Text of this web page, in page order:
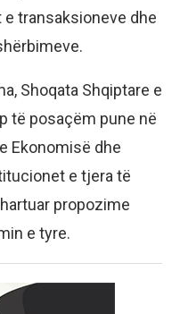
transaksioneve dhe
Shoqata Shqiptare e
të posaçëm pune në
Ekonomisë dhe
e tjera të
propozime
e tyre.